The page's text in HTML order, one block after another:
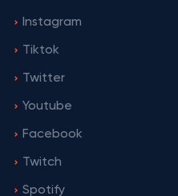
Instagram
Tiktok
Twitter
Youtube
Facebook
Twitch
Spotify